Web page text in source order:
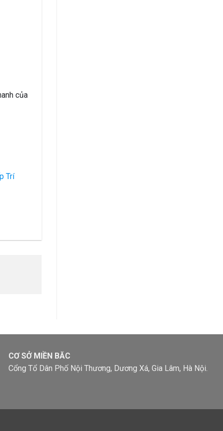
của
Trí
CƠ SỞ MIỀN BĂC
Cổng Tổ Dân Phố Nội Thương, Dương Xá, Gia Lâm, Hà Nội.